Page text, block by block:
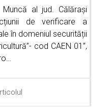
al jud. Călăraşi
de verificare a
în domeniul securității
cod CAEN 01”,